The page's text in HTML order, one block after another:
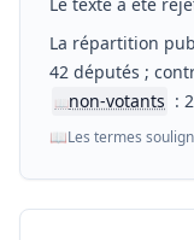
La répartition
42 députés ;
📖non-votants :
📖Les termes